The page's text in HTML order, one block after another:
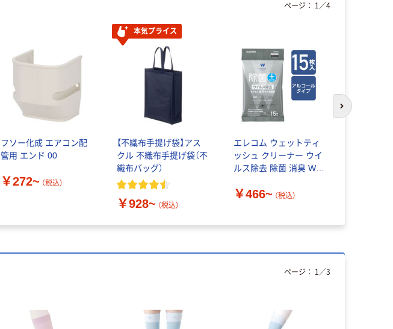
フソー化成 エアコン配
管用 エンド 00
￥272~ （税込）
本気プライス
【不織布手提げ袋】アス
クル 不織布手提げ袋（不
織布バッグ）
￥928~ （税込）
エレコム ウェットティ
ッシュ クリーナー ウイ
ルス除去 除菌 消臭 WC-
￥466~ （税込）
ページ： 1 ／4
次のスライド
ページ： 1 ／3